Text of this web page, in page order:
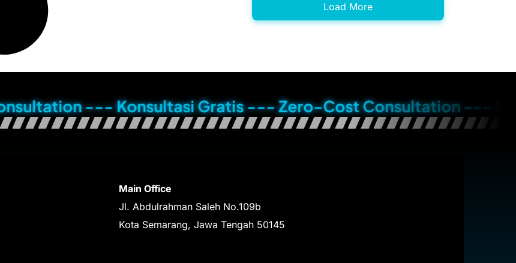
Load More
--- Konsultasi Gratis --- Zero-Cost Consultation --- Konsultasi
Main Office
Jl. Abdulrahman Saleh No.109b
Kota Semarang, Jawa Tengah 50145